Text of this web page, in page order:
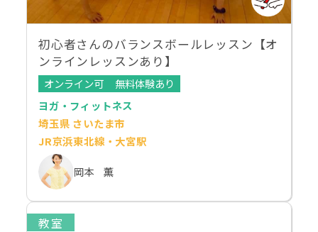
初心者さんのバランスボールレッスン【オ
ンラインレッスンあり】
オンライン可
無料体験あり
ヨガ・フィットネス
埼玉県 さいたま市
JR京浜東北線・大宮駅
岡本 薫
教室